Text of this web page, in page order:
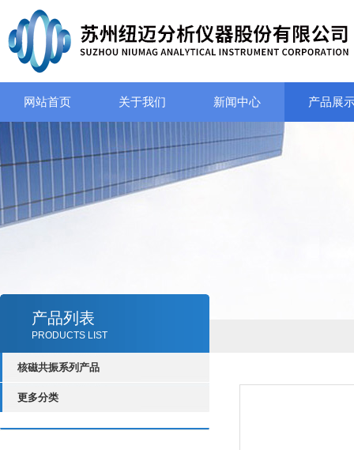
网站首页 关于我们 新闻中心 产品展
产品列表
PRODUCTS LIST
核磁共振系列产品
更多分类